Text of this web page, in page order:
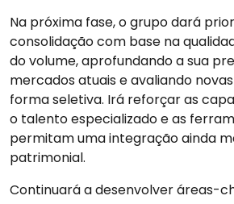
Na próxima fase, o grupo dará
consolidação com base na
do volume, aprofundando a sua
mercados atuais e avaliando
forma seletiva. Irá reforçar as
o talento especializado e as
permitam uma integração ainda
patrimonial.
Continuará a desenvolver áreas-